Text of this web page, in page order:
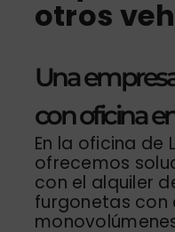
otros
Una
con oficina
En la oficina de
ofrecemos
con el alquiler
furgonetas con